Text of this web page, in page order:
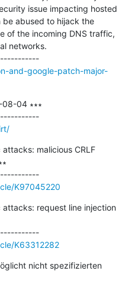
issue impacting hosted
abused to hijack the
of the incoming DNS traffic,
networks.
---------------------------------------------
and-google-patch-major-
08-04 ∗∗∗
---------------------------------------------
attacks: malicious CRLF
---------------------------------------------
K97045220
attacks: request line injection
---------------------------------------------
K63312282
nicht spezifizierten